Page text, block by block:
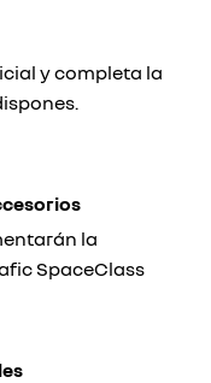
y completa la
la
SpaceClass